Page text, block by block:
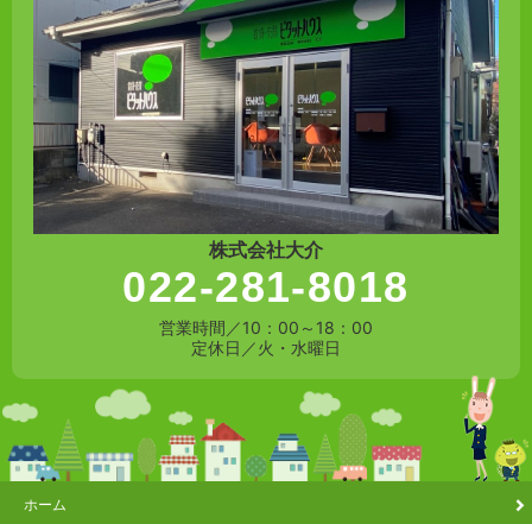
株式会社大介
022-281-8018
営業時間／10：00～18：00
定休日／火・水曜日
ホーム